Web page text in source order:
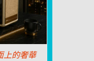
上的奢華